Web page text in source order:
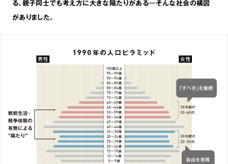
る､親子同士でも考え方に大きな隔たりがある―そんな社会の構図
がありました。